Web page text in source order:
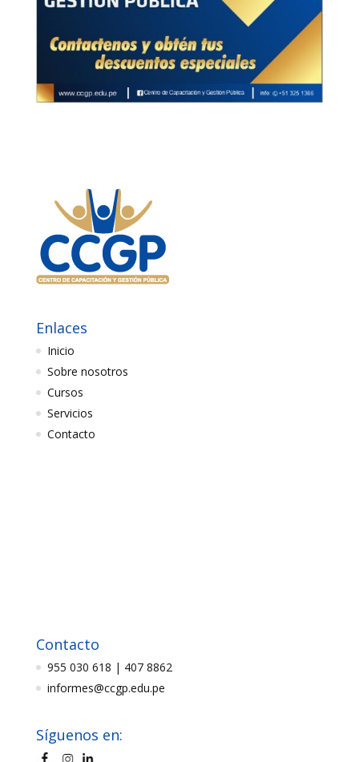
Enlaces
Inicio
Sobre nosotros
Cursos
Servicios
Contacto
Contacto
955 030 618 | 407 8862
informes@ccgp.edu.pe
Síguenos en: